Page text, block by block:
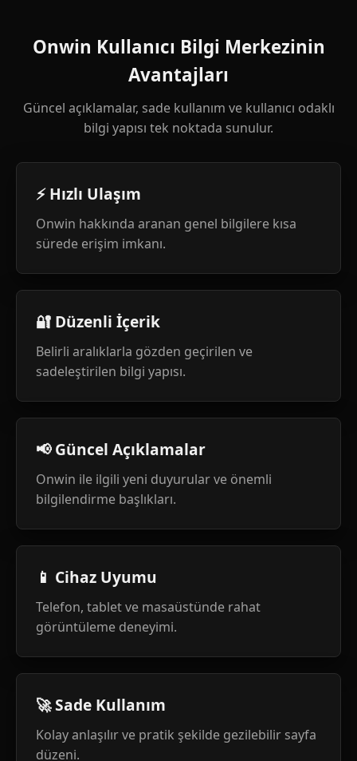
Onwin Kullanıcı Bilgi Merkezinin
Avantajları
Güncel açıklamalar, sade kullanım ve kullanıcı odaklı
bilgi yapısı tek noktada sunulur.
⚡ Hızlı Ulaşım
Onwin hakkında aranan genel bilgilere kısa
sürede erişim imkanı.
🔐 Düzenli İçerik
Belirli aralıklarla gözden geçirilen ve
sadeleştirilen bilgi yapısı.
📢 Güncel Açıklamalar
Onwin ile ilgili yeni duyurular ve önemli
bilgilendirme başlıkları.
📱 Cihaz Uyumu
Telefon, tablet ve masaüstünde rahat
görüntüleme deneyimi.
🚀 Sade Kullanım
Kolay anlaşılır ve pratik şekilde gezilebilir sayfa
düzeni.